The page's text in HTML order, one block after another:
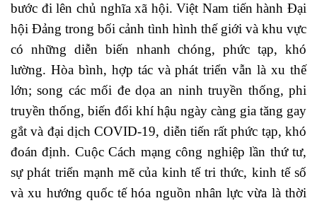
bước đi lên chủ nghĩa xã hội. Việt Nam tiến hành Đại
hội Đảng trong bối cảnh tình hình thế giới và khu vực
có những diễn biến nhanh chóng, phức tạp, khó
lường. Hòa bình, hợp tác và phát triển vẫn là xu thế
lớn; song các mối đe dọa an ninh truyền thống, phi
truyền thống, biến đổi khí hậu ngày càng gia tăng gay
gắt và đại dịch COVID-19, diễn tiến rất phức tạp, khó
đoán định. Cuộc Cách mạng công nghiệp lần thứ tư,
sự phát triển mạnh mẽ của kinh tế tri thức, kinh tế số
và xu hướng quốc tế hóa nguồn nhân lực vừa là thời